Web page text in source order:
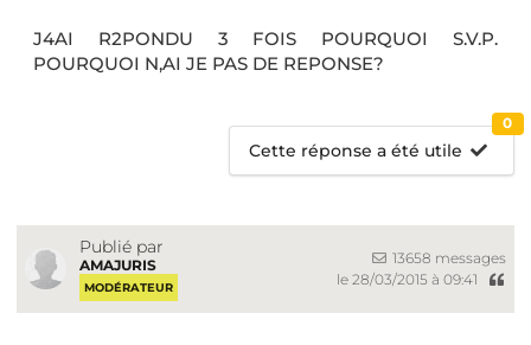
J4AI R2PONDU 3 FOIS POURQUOI S.V.P.
POURQUOI N,AI JE PAS DE REPONSE?
Cette réponse a été utile
0
Publié par
AMAJURIS
MODÉRATEUR
13658 messages
le 28/03/2015 à 09:41